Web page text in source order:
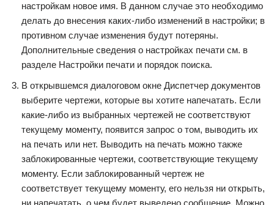
настройкам новое имя. В данном случае это необходимо
делать до внесения каких-либо изменений в настройки; в
противном случае изменения будут потеряны.
Дополнительные сведения о настройках печати см. в
разделе Настройки печати и порядок поиска.
В открывшемся диалоговом окне Диспетчер документов
выберите чертежи, которые вы хотите напечатать. Если
какие-либо из выбранных чертежей не соответствуют
текущему моменту, появится запрос о том, выводить их
на печать или нет. Выводить на печать можно также
заблокированные чертежи, соответствующие текущему
моменту. Если заблокированный чертеж не
соответствует текущему моменту, его нельзя ни открыть,